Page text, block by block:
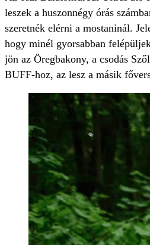
leszek a huszonnégy órás
szeretnék elérni a mostaninál.
hogy minél gyorsabban
jön az Öregbakony, a csodás
BUFF-hoz, az lesz a másik